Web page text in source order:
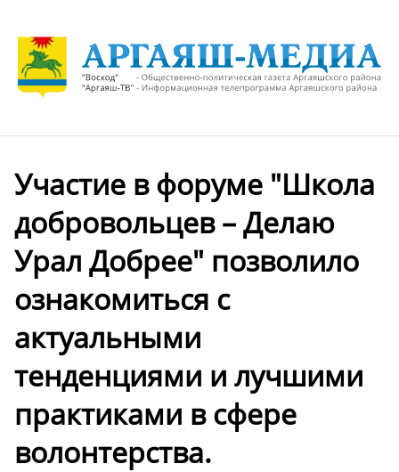
Участие в форуме "Школа
добровольцев – Делаю
Урал Добрее" позволило
ознакомиться с
актуальными
тенденциями и лучшими
практиками в сфере
волонтерства.